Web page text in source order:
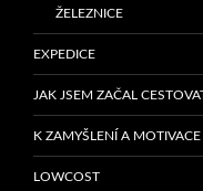
ŽELEZNICE
EXPEDICE
JAK JSEM ZAČAL
K ZAMYŠLENÍ A MOTIVACE
LOWCOST